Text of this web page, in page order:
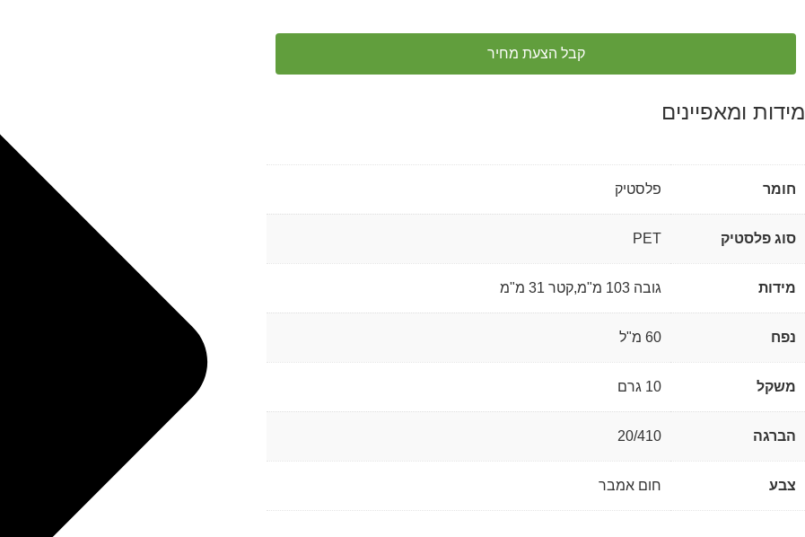
קבל הצעת מחיר
מידות ומאפיינים
חומר פלסטיק
סוג פלסטיק PET
מידות גובה 103 מ"מ,קטר 31 מ"מ
נפח 60 מ"ל
משקל 10 גרם
הברגה 20/410
צבע חום אמבר